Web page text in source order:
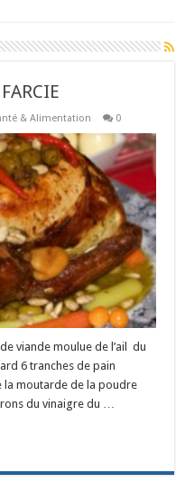
& Alimentation 0
de viande moulue de l’ail du
6 tranches de pain
la moutarde de la poudre
du vinaigre du …